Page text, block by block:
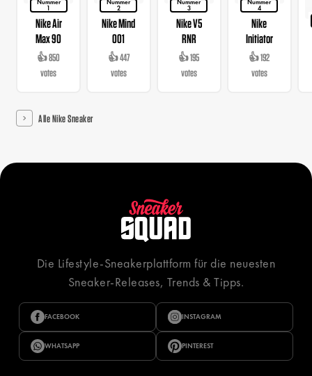
Nummer
1
Nike Air
Max 90
👍 850
votes
Nummer
2
Nike Mind
001
👍 447
votes
Nummer
3
Nike V5
RNR
👍 195
votes
Nummer
4
Nike
Initiator
👍 192
votes
Alle Nike Sneaker
Die Lifestyle-Sneakerplattform für die neuesten
Sneaker-Releases, Trends & Tipps.
FACEBOOK INSTAGRAM
WHATSAPP PINTEREST